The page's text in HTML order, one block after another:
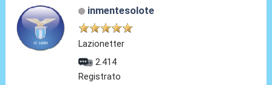
inmentesolote
Lazionetter
2.414
Registrato